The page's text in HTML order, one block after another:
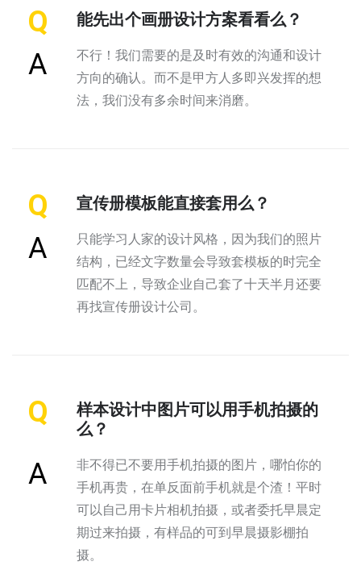
Q 能先出个画册设计方案看看么？
A
不行！我们需要的是及时有效的沟通和设计
方向的确认。而不是甲方人多即兴发挥的想
法，我们没有多余时间来消磨。
Q 宣传册模板能直接套用么？
A
只能学习人家的设计风格，因为我们的照片
结构，已经文字数量会导致套模板的时完全
匹配不上，导致企业自己套了十天半月还要
再找宣传册设计公司。
Q
样本设计中图片可以用手机拍摄的
么？
A
非不得已不要用手机拍摄的图片，哪怕你的
手机再贵，在单反面前手机就是个渣！平时
可以自己用卡片相机拍摄，或者委托早晨定
期过来拍摄，有样品的可到早晨摄影棚拍
摄。